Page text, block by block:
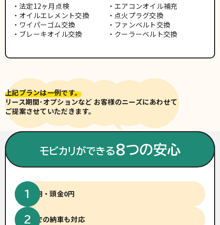
法定12ヶ月点検
オイルエレメント交換
ワイパーゴム交換
ブレーキオイル交換
エアコンオイル補充
点火プラグ交換
ファンベルト交換
クーラーベルト交換
上記プランは一例です。
リース期間･オプションなど お客様のニーズにあわせて
ご提案させていただきます。
※車両写真は有料色(別途費用)
の場合がございます。
モビカリができる 8つの安心
初期費用・頭金0円
短納期での納車も対応